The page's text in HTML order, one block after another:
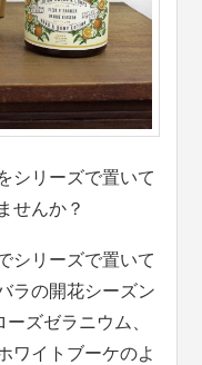
シリーズで置いて
せんか？
シリーズで置いて
ラの開花シーズン
ズゼラニウム、
ワイトブーケのよ